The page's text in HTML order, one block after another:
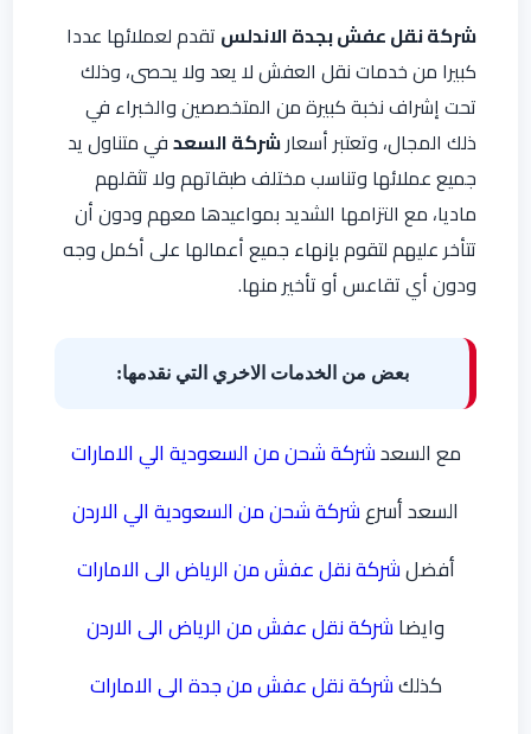
شركة نقل عفش بجدة الاندلس تقدم لعملائها عددا
كبيرا من خدمات نقل العفش لا يعد ولا يحصى، وذلك
تحت إشراف نخبة كبيرة من المتخصصين والخبراء في
ذلك المجال، وتعتبر أسعارشركة السعدفي متناول يد
جميع عملائها وتناسب مختلف طبقاتهم ولا تثقلهم
ماديا، مع التزامها الشديد بمواعيدها معهم ودون أن
تتأخر عليهم لتقوم بإنهاء جميع أعمالها على أكمل وجه
ودون أي تقاعس أو تأخير منها.
بعض من الخدمات الاخري التي نقدمها:
مع السعدشركة شحن من السعودية الي الامارات
السعد أسرعشركة شحن من السعودية الي الاردن
أفضلشركة نقل عفش من الرياض الى الامارات
وايضاشركة نقل عفش من الرياض الى الاردن
كذلكشركة نقل عفش من جدة الى الامارات